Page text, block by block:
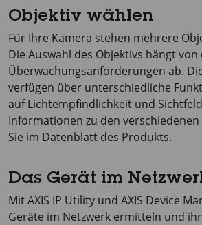
Objektiv wählen
Für Ihre Kamera stehen mehrere
Die Auswahl des Objektivs hängt von
Überwachungsanforderungen ab.
verfügen über unterschiedliche
auf Lichtempfindlichkeit und
Informationen zu den
Sie im Datenblatt des Produkts.
Das Gerät im
MitAXIS IP Utility und AXIS Device
Geräte im Netzwerk ermitteln und